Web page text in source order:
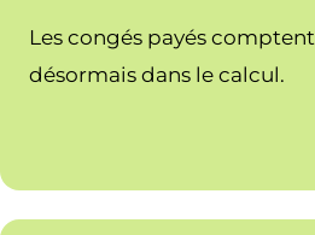
Les congés payés comptent
désormais dans le calcul.